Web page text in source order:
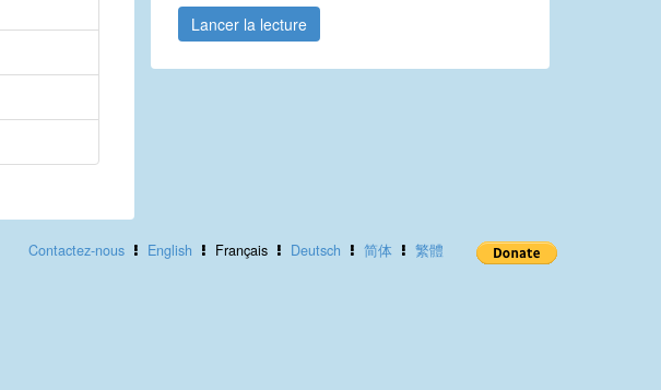
Lancer la lecture
Contactez-nous English Français Deutsch 简体 繁體